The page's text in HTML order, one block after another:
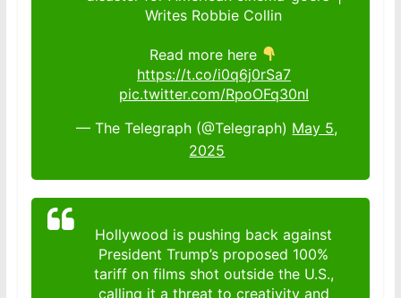
Writes Robbie Collin
Read more here
https://t.co/i0q6j0rSa7
pic.twitter.com/RpoOFq30nI
— The Telegraph (@Telegraph) May 5,
2025
Hollywood is pushing back against
President Trump’s proposed 100%
tariff on films shot outside the U.S.,
calling it a threat to creativity and